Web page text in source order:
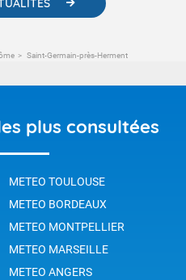
Saint-Germain-près-Herment
plus consultées
METEO TOULOUSE
METEO BORDEAUX
METEO MONTPELLIER
METEO MARSEILLE
METEO ANGERS